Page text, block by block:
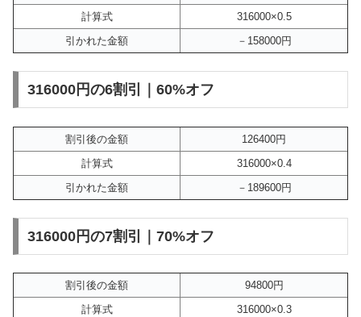
計算式
316000×0.5
引かれた金額
－158000円
316000円の6割引｜60%オフ
割引後の金額
126400円
計算式
316000×0.4
引かれた金額
－189600円
316000円の7割引｜70%オフ
割引後の金額
94800円
計算式
316000×0.3